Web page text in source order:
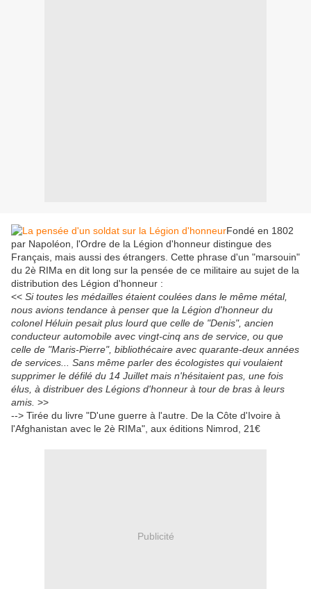
Fondé en 1802
par Napoléon, l'Ordre de la Légion d'honneur distingue des
Français, mais aussi des étrangers. Cette phrase d'un "marsouin"
du 2è RIMa en dit long sur la pensée de ce militaire au sujet de la
distribution des Légion d'honneur :
<< Si toutes les médailles étaient coulées dans le même métal,
nous avions tendance à penser que la Légion d'honneur du
colonel Héluin pesait plus lourd que celle de "Denis", ancien
conducteur automobile avec vingt-cinq ans de service, ou que
celle de "Maris-Pierre", bibliothécaire avec quarante-deux années
de services... Sans même parler des écologistes qui voulaient
supprimer le défilé du 14 Juillet mais n'hésitaient pas, une fois
élus, à distribuer des Légions d'honneur à tour de bras à leurs
amis. >>
--> Tirée du livre "D'une guerre à l'autre. De la Côte d'Ivoire à
l'Afghanistan avec le 2è RIMa", aux éditions Nimrod, 21€
Publicité